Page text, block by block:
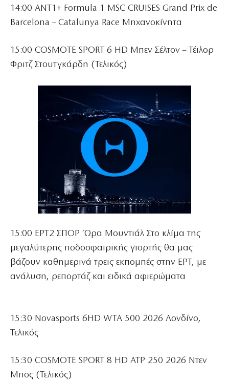
14:00 ΑΝΤ1+ Formula 1 MSC CRUISES Grand Prix de
Barcelona – Catalunya Race Μηχανοκίνητα
15:00 COSMOTE SPORT 6 HD Μπεν Σέλτον – Τέιλορ
Φριτζ Στουτγκάρδη (Τελικός)
15:00 ΕΡΤ2 ΣΠΟΡ Ώρα Μουντιάλ Στο κλίμα της
μεγαλύτερης ποδοσφαιρικής γιορτής θα μας
βάζουν καθημερινά τρεις εκπομπές στην ΕΡΤ, με
ανάλυση, ρεπορτάζ και ειδικά αφιερώματα
15:30 Novasports 6HD WTA 500 2026 Λονδίνο,
Τελικός
15:30 COSMOTE SPORT 8 HD ATP 250 2026 Ντεν
Μπος (Τελικός)